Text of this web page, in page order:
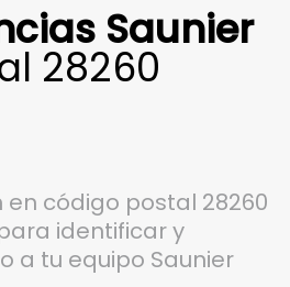
Saunier
28260
código postal 28260
identificar y
a tu equipo Saunier